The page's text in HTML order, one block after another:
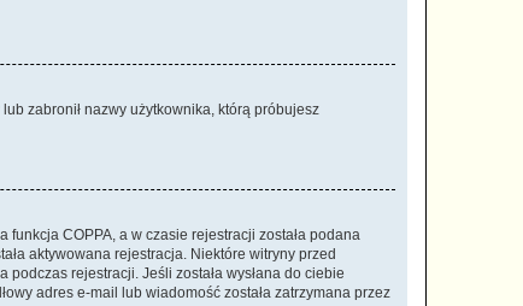
zabronił nazwy użytkownika, którą próbujesz
funkcja COPPA, a w czasie rejestracji została podana
aktywowana rejestracja. Niektóre witryny przed
rejestracji. Jeśli została wysłana do ciebie
adres e-mail lub wiadomość została zatrzymana przez